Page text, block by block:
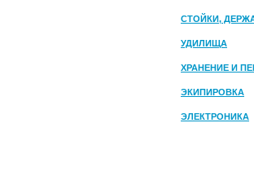
СТОЙКИ,
УДИЛИЩА
ХРАНЕНИЕ И
ЭКИПИРОВКА
ЭЛЕКТРОНИКА